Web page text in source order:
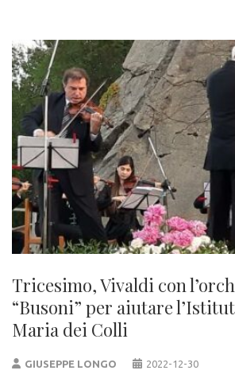
Tricesimo, Vivaldi con
“Busoni” per aiutare
Maria dei Colli
GIUSEPPE LONGO 2022-12-30